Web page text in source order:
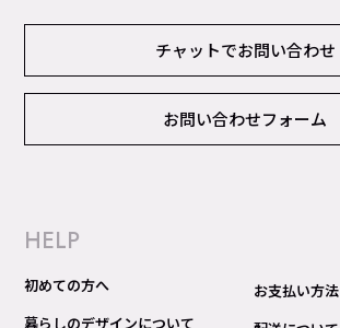
チャットでお問い合わせ
お問い合わせフォーム
HELP
初めての方へ
暮らしのデザインについて
お支払い方法